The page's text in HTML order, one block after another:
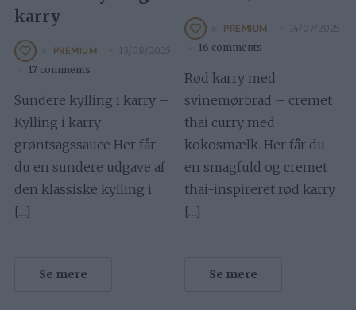
karry
PREMIUM
13/08/2025
17 comments
Sundere kylling i karry –
Kylling i karry
grøntsagssauce Her får
du en sundere udgave af
den klassiske kylling i
[…]
Se mere
PREMIUM
14/07/2025
16 comments
Rød karry med
svinemørbrad – cremet
thai curry med
kokosmælk. Her får du
en smagfuld og cremet
thai-inspireret rød karry
[…]
Se mere